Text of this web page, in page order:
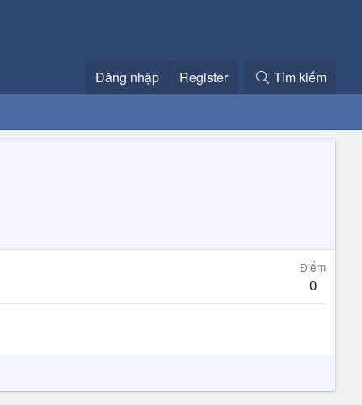
Đăng nhập Register Tìm kiếm
Điểm
0